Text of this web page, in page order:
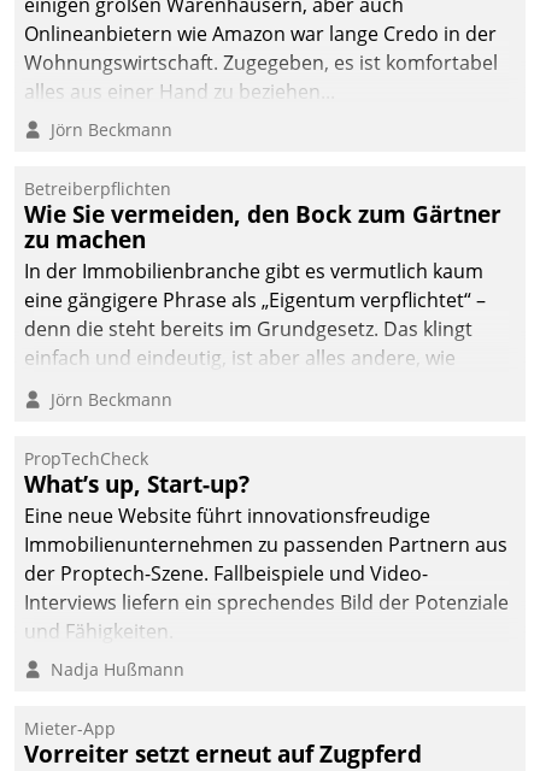
Onlineanbietern wie Amazon war lange Credo in der
Wohnungswirtschaft. Zugegeben, es ist komfortabel
alles aus einer Hand zu beziehen...
Jörn Beckmann
Betreiberpflichten
Wie Sie vermeiden, den Bock zum Gärtner
zu machen
In der Immobilienbranche gibt es vermutlich kaum
eine gängigere Phrase als „Eigentum verpflichtet“ –
denn die steht bereits im Grundgesetz. Das klingt
einfach und eindeutig, ist aber alles andere, wie
Branchenbeschäftigte wissen. Denn mit der
Verantwortung folgen Verpflichtungen.
Jörn Beckmann
PropTechCheck
What’s up, Start-up?
Eine neue Website führt innovationsfreudige
Immobilienunternehmen zu passenden Partnern aus
der Proptech-Szene. Fallbeispiele und Video-
Interviews liefern ein sprechendes Bild der Potenziale
und Fähigkeiten.
Nadja Hußmann
Mieter-App
Vorreiter setzt erneut auf Zugpferd